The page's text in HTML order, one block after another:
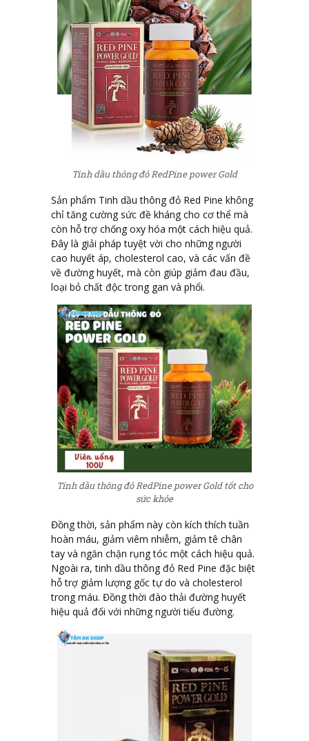
Tinh dầu thông đỏ RedPine power Gold
Sản phẩm Tinh dầu thông đỏ Red Pine không
chỉ tăng cường sức đề kháng cho cơ thể mà
còn hỗ trợ chống oxy hóa một cách hiệu quả.
Đây là giải pháp tuyệt vời cho những người
cao huyết áp, cholesterol cao, và các vấn đề
về đường huyết, mà còn giúp giảm đau đầu,
loại bỏ chất độc trong gan và phổi.
Tinh dầu thông đỏ RedPine power Gold tốt cho
sức khỏe
Đồng thời, sản phẩm này còn kích thích tuần
hoàn máu, giảm viêm nhiễm, giảm tê chân
tay và ngăn chặn rụng tóc một cách hiệu quả.
Ngoài ra, tinh dầu thông đỏ Red Pine đặc biệt
hỗ trợ giảm lượng gốc tự do và cholesterol
trong máu. Đồng thời đào thải đường huyết
hiệu quả đối với những người tiểu đường.